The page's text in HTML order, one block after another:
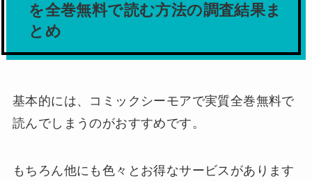
を全巻無料で読む方法の調査結果ま
とめ
基本的には、コミックシーモアで実質全巻無料で
読んでしまうのがおすすめです。
もちろん他にも色々とお得なサービスがあります